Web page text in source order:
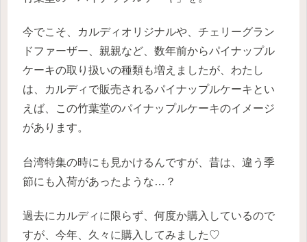
今でこそ、カルディオリジナルや、チェリーグラン
ドファーザー、親親など、数年前からパイナップル
ケーキの取り扱いの種類も増えましたが、わたし
は、カルディで販売されるパイナップルケーキとい
えば、この竹葉堂のパイナップルケーキのイメージ
があります。
台湾特集の時にも見かけるんですが、昔は、違う季
節にも入荷があったような…？
過去にカルディに限らず、何度か購入しているので
すが、今年、久々に購入してみました♡